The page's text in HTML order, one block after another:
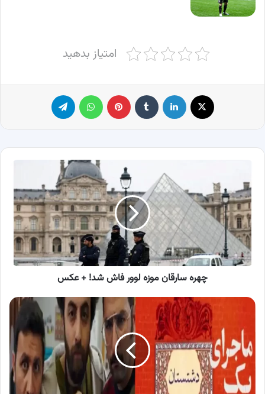
امتیاز بدهید
لینکدین ‫تامبلر پینترست
موزه
لوور
فاش
شد!
عکس
چهره سارقان موزه لوور فاش شد! + عکس
معرفی
سریال
دشتستان
+
خلاصه
داستان